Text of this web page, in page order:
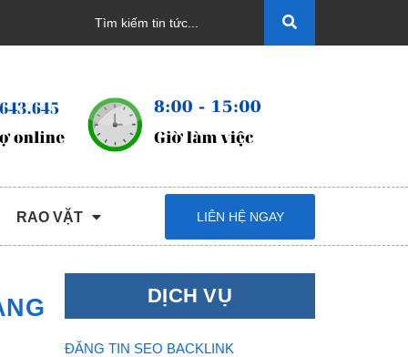
RAO VẶT LIÊN HỆ NGAY
DỊCH VỤ
ĐĂNG TIN SEO BACKLINK